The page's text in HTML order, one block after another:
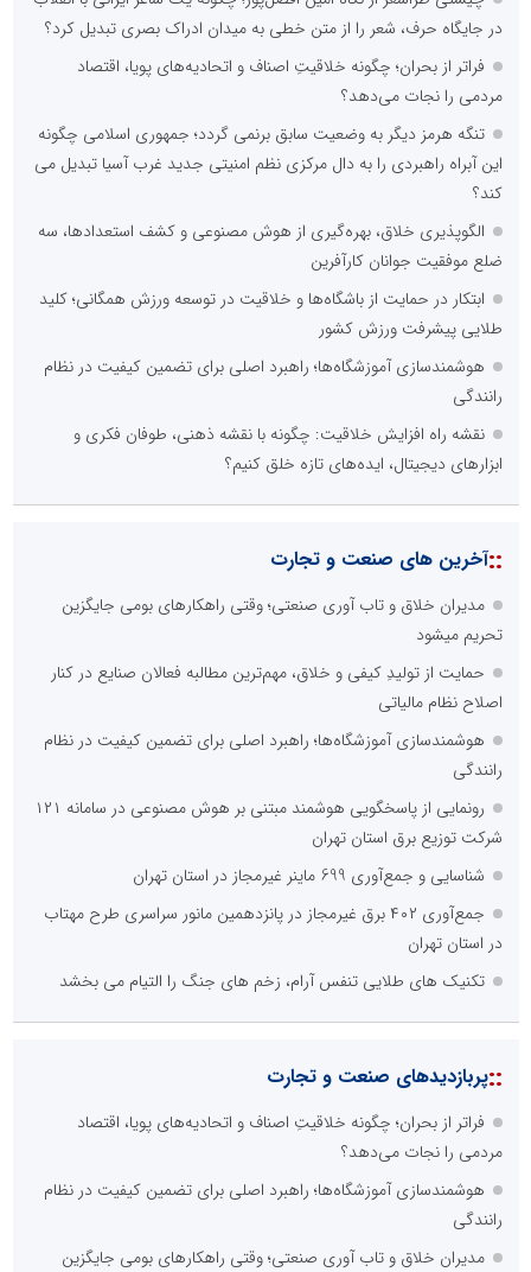
در جایگاه حرف، شعر را از متن خطی به میدان ادراک بصری تبدیل کرد؟
فراتر از بحران؛ چگونه خلاقیتِ اصناف و اتحادیه‌های پویا، اقتصاد
مردمی را نجات می‌دهد؟
تنگه هرمز دیگر به وضعیت سابق برنمی گردد؛ جمهوری اسلامی چگونه
این آبراه راهبردی را به دال مرکزی نظم امنیتی جدید غرب آسیا تبدیل می
کند؟
الگوپذیری خلاق، بهره‌گیری از هوش مصنوعی و کشف استعدادها، سه
ضلع موفقیت جوانان کارآفرین
ابتکار در حمایت از باشگاه‌ها و خلاقیت در توسعه ورزش همگانی؛ کلید
طلایی پیشرفت ورزش کشور
هوشمندسازی آموزشگاه‌ها؛ راهبرد اصلی برای تضمین کیفیت در نظام
رانندگی
نقشه راه افزایش خلاقیت: چگونه با نقشه ذهنی، طوفان فکری و
ابزارهای دیجیتال، ایده‌های تازه خلق کنیم؟
::آخرین های صنعت و تجارت
مدیران خلاق و تاب آوری صنعتی؛ وقتی راهکارهای بومی جایگزین
تحریم میشود
حمایت از تولیدِ کیفی و خلاق، مهم‌ترین مطالبه فعالان صنایع در کنار
اصلاح نظام مالیاتی
هوشمندسازی آموزشگاه‌ها؛ راهبرد اصلی برای تضمین کیفیت در نظام
رانندگی
رونمایی از پاسخگویی هوشمند مبتنی بر هوش مصنوعی در سامانه ۱۲۱
شرکت توزیع برق استان تهران
شناسایی و جمع‌آوری 699 ماینر غیرمجاز در استان تهران
جمع‌آوری ۴۰۲ برق غیرمجاز در پانزدهمین مانور سراسری طرح مهتاب
در استان تهران
تکنیک های طلایی تنفس آرام، زخم های جنگ را التیام می بخشد
::پربازدیدهای صنعت و تجارت
فراتر از بحران؛ چگونه خلاقیتِ اصناف و اتحادیه‌های پویا، اقتصاد
مردمی را نجات می‌دهد؟
هوشمندسازی آموزشگاه‌ها؛ راهبرد اصلی برای تضمین کیفیت در نظام
رانندگی
مدیران خلاق و تاب آوری صنعتی؛ وقتی راهکارهای بومی جایگزین